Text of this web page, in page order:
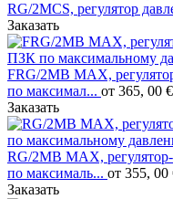
RG/2MCS, регулятор
Заказать
FRG/2MB MAX,
по максимал... от 365, 00 €
Заказать
RG/2MB MAX,
по максималь... от 355, 00
Заказать